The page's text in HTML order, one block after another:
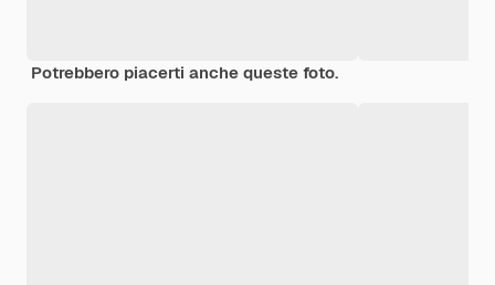
Potrebbero piacerti anche queste foto.